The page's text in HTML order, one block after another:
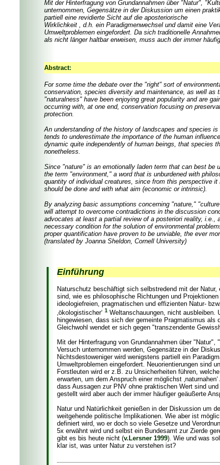
Mit der Hinterfragung von Grundannahmen über "Natur",
unternommen, Gegensätze in der Diskussion um einen
partiell eine revidierte Sicht auf die aposteriorische
Wirklichkeit , d.h. ein Paradigmenwechsel und damit eine
Umweltproblemen eingefordert. Da sich traditionelle
als nicht länger haltbar erweisen, muss auch der immer
Abstract:
For some time the debate over the "right" sort of
conservation, species diversity and maintenance, as well
"naturalness" have been enjoying great popularity and are
occurring with, at one end, conservation focusing on
protection.
An understanding of the history of landscapes and species
tends to underestimate the importance of the human
dynamic quite independently of human beings, that species
nonetheless.
Since "nature" is an emotionally laden term that can best
the term "environment," a word that is unburdened with
quantity of individual creatures, since from this perspective
should be done and with what aim (economic or intrinsic).
By analyzing basic assumptions concerning "nature,"
will attempt to overcome contradictions in the discussion
advocates at least a partial review of a posteriori reality, i.e.,
necessary condition for the solution of environmental
proper quantification have proven to be unviable, the ever
(translated by Joanna Sheldon, Cornell University)
Einführung
Naturschutz beschäftigt sich selbstredend mit der
sind, wie es philosophische Richtungen und
ideologiefreien, pragmatischen und effizienten Natur-
‚ökologistischer‘ 1 Weltanschauungen, nicht ausbleiben.
hingewiesen, dass sich der gemeinte Pragmatismus
Gleichwohl wendet er sich gegen "transzendente
Mit der Hinterfragung von Grundannahmen über
Versuch unternommen werden, Gegensätze in der
Nichtsdestoweniger wird wenigstens partiell ein
Umweltproblemen eingefordert. Neuorientierungen sind
Forstleuten wird er z.B. zu Unsicherheiten führen,
erwarten, um dem Anspruch einer möglichst
dass Aussagen zur PNV ohne praktischen Wert sind
gestellt wird aber auch der immer häufiger geäußerte
Natur und Natürlichkeit genießen in der Diskussion um
weitgehende politische Implikationen. Wie aber ist
definiert wird, wo er doch so viele Gesetze und
5x erwähnt wird und selbst ein Bundesamt zur Zierde
gibt es bis heute nicht (v.Lersner 1999). Wie und was
klar ist, was unter Natur zu verstehen ist?